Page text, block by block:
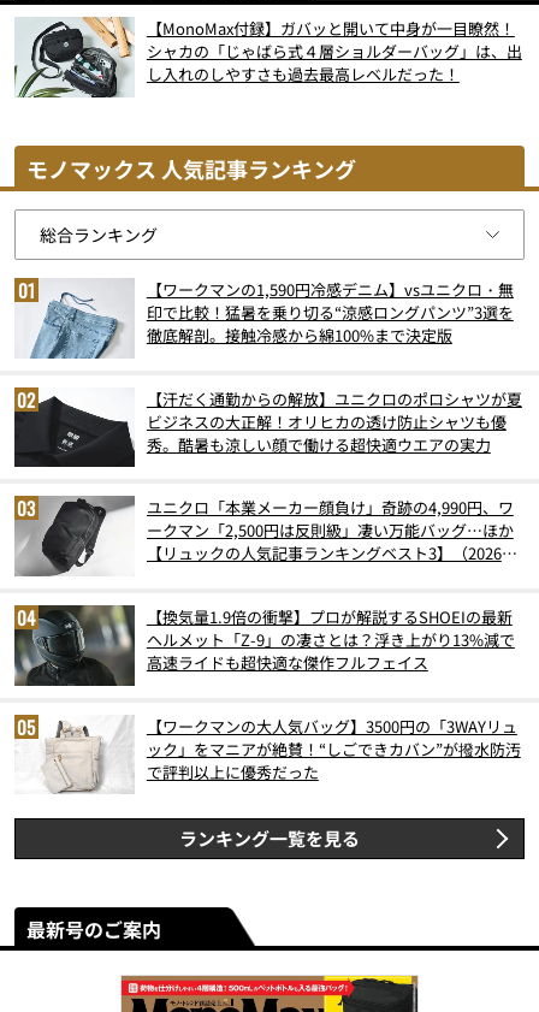
【MonoMax付録】ガバッと開いて中身が一目瞭然！
シャカの「じゃばら式４層ショルダーバッグ」は、出
し入れのしやすさも過去最高レベルだった！
モノマックス 人気記事ランキング
【ワークマンの1,590円冷感デニム】vsユニクロ・無
印で比較！猛暑を乗り切る“涼感ロングパンツ”3選を
徹底解剖。接触冷感から綿100%まで決定版
【汗だく通勤からの解放】ユニクロのポロシャツが夏
ビジネスの大正解！オリヒカの透け防止シャツも優
秀。酷暑も涼しい顔で働ける超快適ウエアの実力
ユニクロ「本業メーカー顔負け」奇跡の4,990円、ワ
ークマン「2,500円は反則級」凄い万能バッグ…ほか
【リュックの人気記事ランキングベスト3】（2026年
【換気量1.9倍の衝撃】プロが解説するSHOEIの最新
ヘルメット「Z-9」の凄さとは？浮き上がり13%減で
高速ライドも超快適な傑作フルフェイス
【ワークマンの大人気バッグ】3500円の「3WAYリュ
ック」をマニアが絶賛！“しごできカバン”が撥水防汚
で評判以上に優秀だった
ランキング一覧を見る
最新号のご案内